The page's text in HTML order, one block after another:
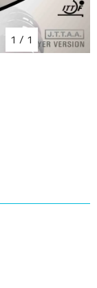
1 / 1